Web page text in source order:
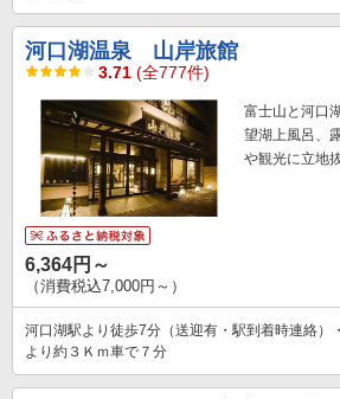
河口湖温泉 山岸旅館
3.71 (全777件)
富士山と河口
望湖上風呂、
や観光に立地
6,364円～
（消費税込7,000円～）
河口湖駅より徒歩7分（送迎有・駅到着時連絡）
より約３Ｋｍ車で７分